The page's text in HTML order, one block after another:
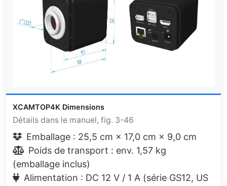
XCAMTOP4K Dimensions
Détails dans le manuel, fig. 3-46
Emballage : 25,5 cm × 17,0 cm × 9,0 cm
Poids de transport : env. 1,57 kg
(emballage inclus)
Alimentation : DC 12 V / 1 A (série GS12, US